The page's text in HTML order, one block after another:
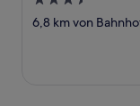
Sterne-
6,8 km von